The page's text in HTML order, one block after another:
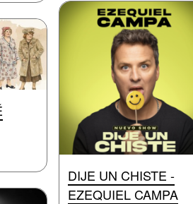
DIJE UN CHISTE -
EZEQUIEL CAMPA